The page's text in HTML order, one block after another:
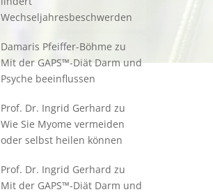
Wechseljahresbeschwerden
Damaris Pfeiffer-Böhme zu
Mit der GAPS™-Diät Darm und
Psyche beeinflussen
Prof. Dr. Ingrid Gerhard zu
Wie Sie Myome vermeiden
oder selbst heilen können
Prof. Dr. Ingrid Gerhard zu
Mit der GAPS™-Diät Darm und